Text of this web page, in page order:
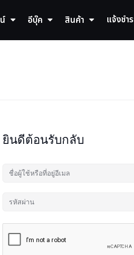
อีบุ๊ค สินค้า แจ้งชำ
ยินดีต้อนรับกลับ